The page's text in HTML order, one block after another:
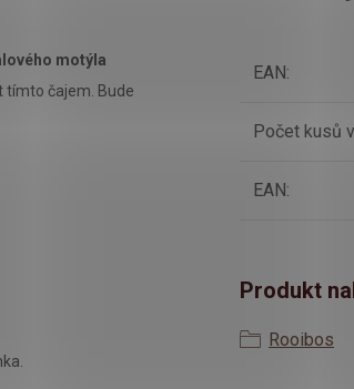
motýla
tímto čajem. Bude
EAN:
Počet kusů
EAN:
Produkt
Rooibos